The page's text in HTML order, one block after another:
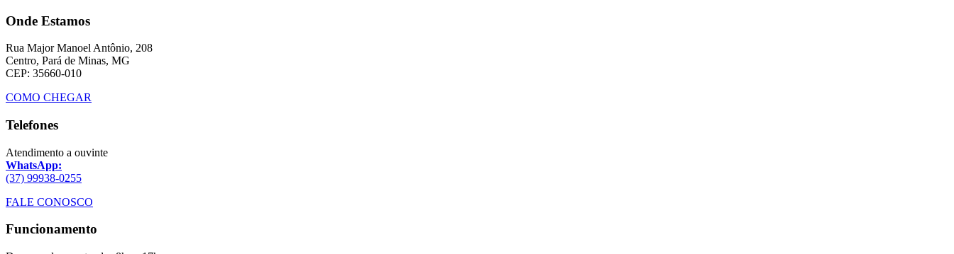
Onde Estamos
Rua Major Manoel Antônio, 208
Centro, Pará de Minas, MG
CEP: 35660-010
COMO CHEGAR
Telefones
Atendimento a ouvinte
WhatsApp:
(37) 99938-0255
FALE CONOSCO
Funcionamento